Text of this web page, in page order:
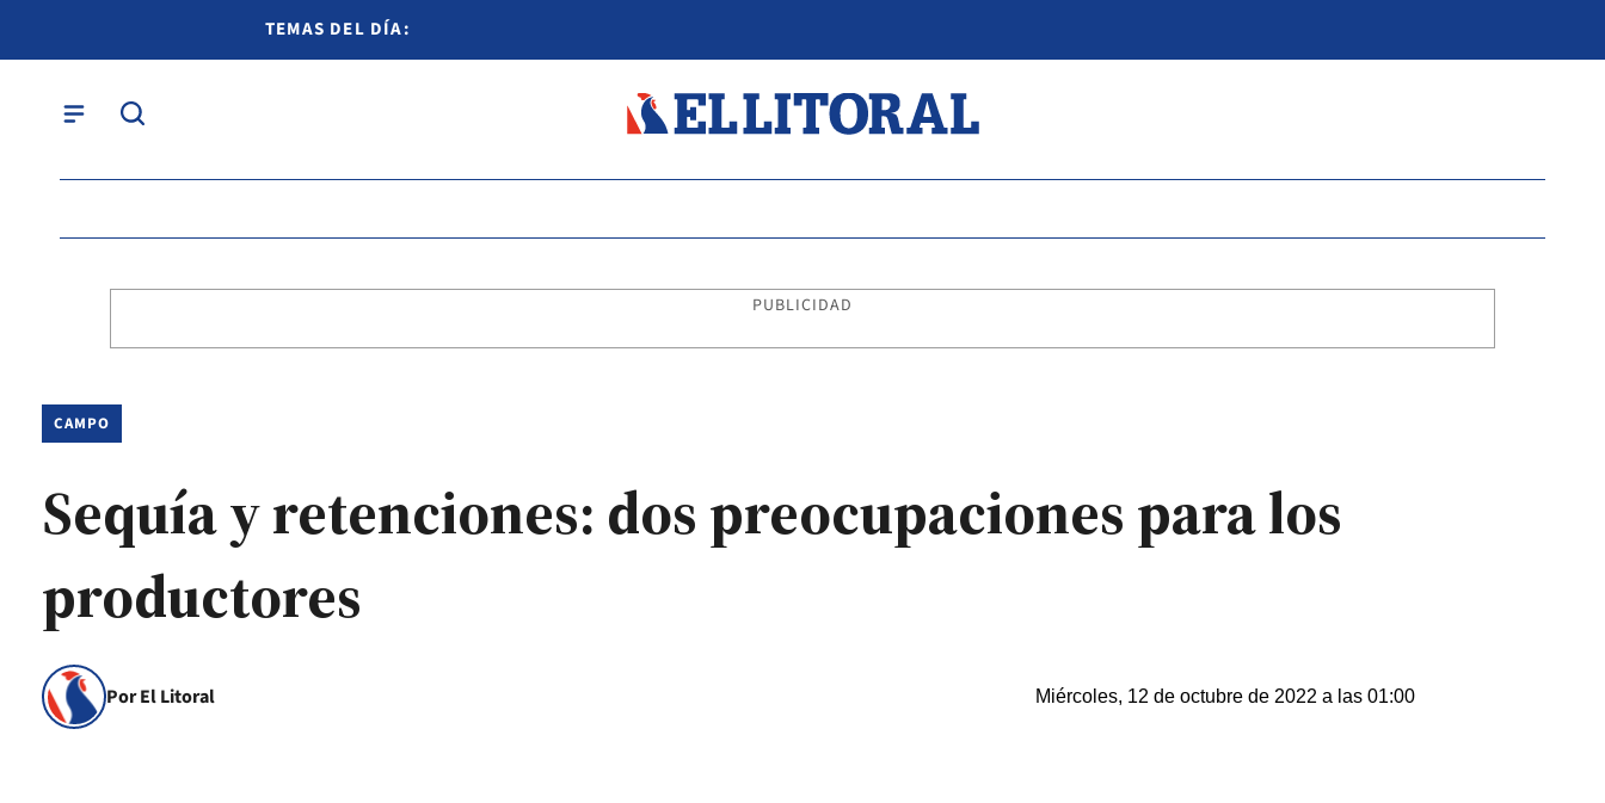
TEMAS DEL DÍA:
PUBLICIDAD
CAMPO
Sequía y retenciones: dos preocupaciones para los
productores
Por El Litoral Miércoles, 12 de octubre de 2022 a las 01:00